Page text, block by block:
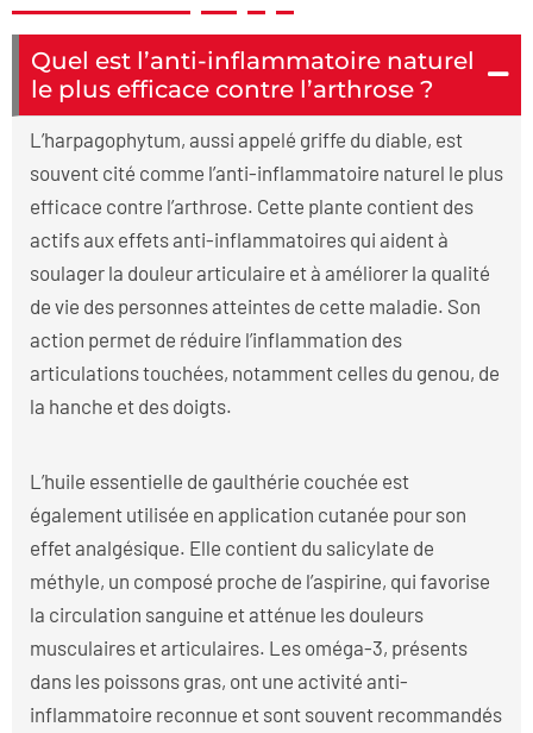
Quel est l’anti-inflammatoire naturel
le plus efficace contre l’arthrose ?
L’harpagophytum, aussi appelé griffe du diable, est
souvent cité comme l’anti-inflammatoire naturel le plus
efficace contre l’arthrose. Cette plante contient des
actifs aux effets anti-inflammatoires qui aident à
soulager la douleur articulaire et à améliorer la qualité
de vie des personnes atteintes de cette maladie. Son
action permet de réduire l’inflammation des
articulations touchées, notamment celles du genou, de
la hanche et des doigts.
L’huile essentielle de gaulthérie couchée est
également utilisée en application cutanée pour son
effet analgésique. Elle contient du salicylate de
méthyle, un composé proche de l’aspirine, qui favorise
la circulation sanguine et atténue les douleurs
musculaires et articulaires. Les oméga-3, présents
dans les poissons gras, ont une activité anti-
inflammatoire reconnue et sont souvent recommandés